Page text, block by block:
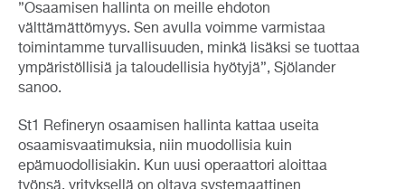
”Osaamisen hallinta on meille ehdoton
välttämättömyys. Sen avulla voimme varmistaa
toimintamme turvallisuuden, minkä lisäksi se tuottaa
ympäristöllisiä ja taloudellisia hyötyjä”, Sjölander
sanoo.
St1 Refineryn osaamisen hallinta kattaa useita
osaamisvaatimuksia, niin muodollisia kuin
epämuodollisiakin. Kun uusi operaattori aloittaa